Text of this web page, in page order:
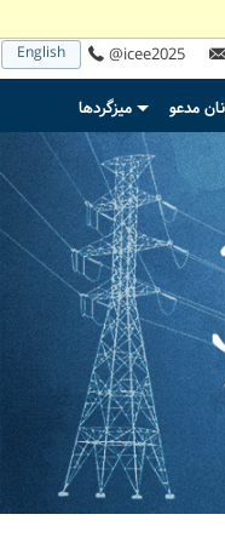
English @icee2025
مدعو
+
میزگردها